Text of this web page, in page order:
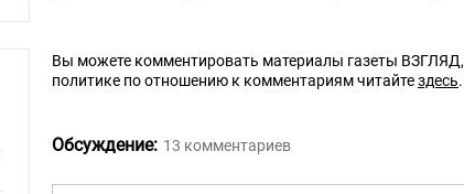
Вы можете комментировать материалы газеты ВЗГЛЯД,
политике по отношению к комментариям читайтездесь.
Обсуждение: 13 комментариев